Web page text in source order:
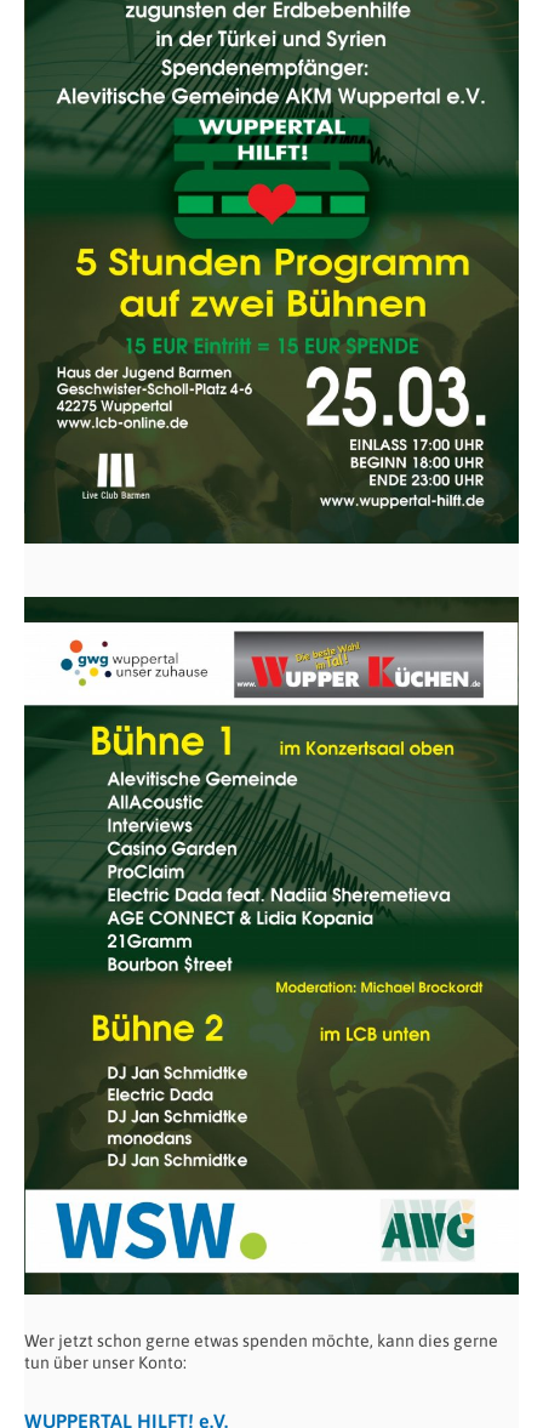
Wer jetzt schon gerne etwas spenden möchte, kann dies gerne
tun über unser Konto:
WUPPERTAL HILFT! e.V.